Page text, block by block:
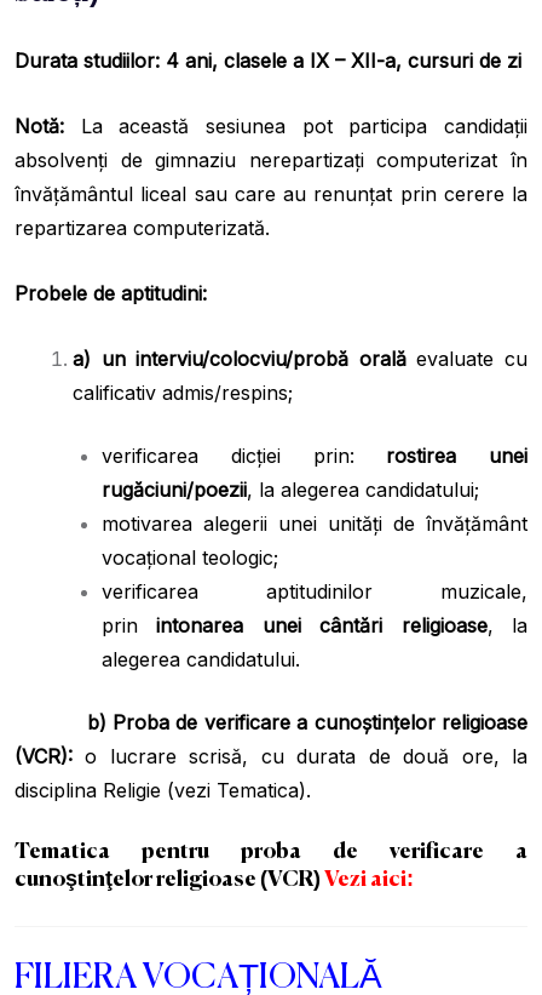
Durata studiilor: 4 ani, clasele a IX – XII-a, cursuri de zi
Notă: La această sesiunea pot participa candidații
absolvenți de gimnaziu nerepartizați computerizat în
învățământul liceal sau care au renunțat prin cerere la
repartizarea computerizată.
Probele de aptitudini:
a) un interviu/colocviu/probă oralăevaluate cu
calificativ admis/respins;
verificarea dicției prin: rostirea unei
rugăciuni/poezii, la alegerea candidatului;
motivarea alegerii unei unități de învățământ
vocațional teologic;
verificarea aptitudinilor muzicale,
prinintonarea unei cântări religioase, la
alegerea candidatului.
b) Proba de verificare a cunoștințelor religioase
(VCR):o lucrare scrisă, cu durata de două ore, la
disciplina Religie (vezi Tematica).
Tematica pentru proba de verificare a
cunoştinţelor religioase (VCR) Vezi aici:
FILIERA VOCAȚIONALĂ